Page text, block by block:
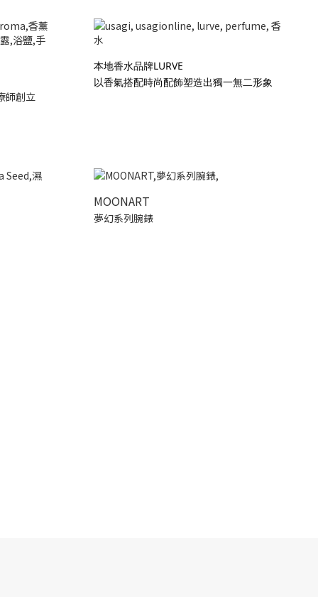
師創立
本地香水品牌LURVE
以香氣搭配時尚配飾塑造出獨一無二形象
MOONART
夢幻系列腕錶